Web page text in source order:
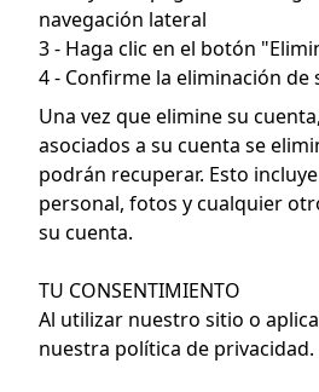
navegación lateral
3 - Haga clic en el botón
4 - Confirme la eliminación de
Una vez que elimine su
asociados a su cuenta se
podrán recuperar. Esto
personal, fotos y cualquier
su cuenta.
TU CONSENTIMIENTO
Al utilizar nuestro sitio o
nuestra política de privacidad.